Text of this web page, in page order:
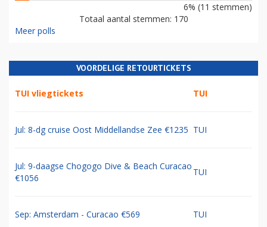
6% (11 stemmen)
Totaal aantal stemmen: 170
Meer polls
VOORDELIGE RETOURTICKETS
TUI vliegtickets TUI
Jul: 8-dg cruise Oost Middellandse Zee €1235 TUI
Jul: 9-daagse Chogogo Dive & Beach Curacao
€1056
TUI
Sep: Amsterdam - Curacao €569 TUI